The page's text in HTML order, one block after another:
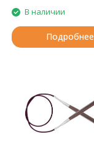
В наличии
Подробнее